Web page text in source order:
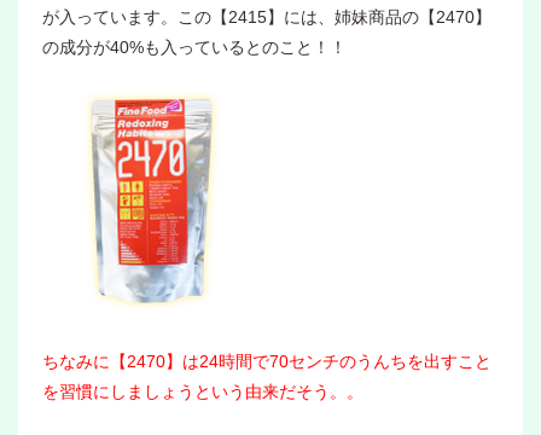
が入っています。この【2415】には、姉妹商品の【2470】
の成分が40%も入っているとのこと！！
ちなみに【2470】は24時間で70センチのうんちを出すこと
を習慣にしましょうという由来だそう。。